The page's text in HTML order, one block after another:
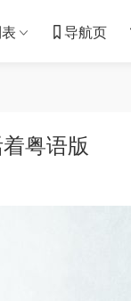
导航页
粤语版